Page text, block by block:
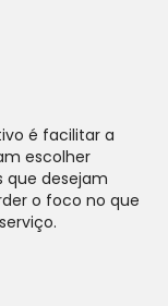
é facilitar a
escolher
que desejam
o foco no que